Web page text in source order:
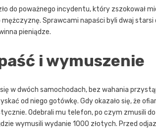
do poważnego incydentu, który zszokował
Sprawcami napaści byli dwaj
pieniądze.
i wymuszenie
w dwóch samochodach, bez wahania
od niego gotówkę. Gdy okazało się, że
Odebrali mu telefon, po czym zmusili
wymusili wydanie 1000 złotych. Przed